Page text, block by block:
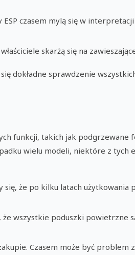
ESP czasem mylą się w
skarżą się na
dokładne sprawdzenie
funkcji, takich jak podgrzewane
wielu modeli, niektóre z tych
się, że po kilku latach użytkowania
że wszystkie poduszki powietrzne
Czasem może być problem